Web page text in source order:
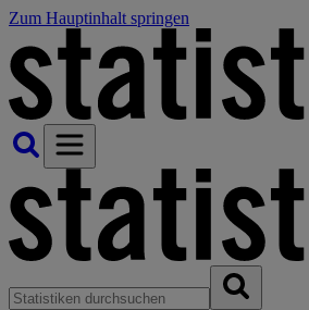
Zum Hauptinhalt springen